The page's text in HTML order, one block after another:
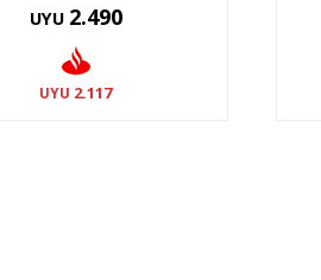
UYU 2.490
UYU 2.117